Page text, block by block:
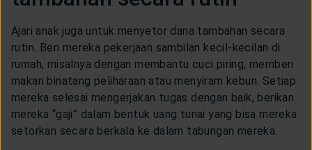
Ajari anak juga untuk menyetor dana tambahan secara
rutin. Beri mereka pekerjaan sambilan kecil-kecilan di
rumah, misalnya dengan membantu cuci piring, memberi
makan binatang peliharaan atau menyiram kebun. Setiap
mereka selesai mengerjakan tugas dengan baik, berikan
mereka “gaji” dalam bentuk uang tunai yang bisa mereka
setorkan secara berkala ke dalam tabungan mereka.